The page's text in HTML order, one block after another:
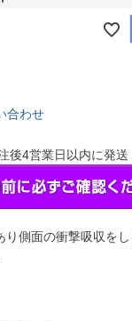
合わせ
後4営業日以内に発送
り側面の衝撃吸収を